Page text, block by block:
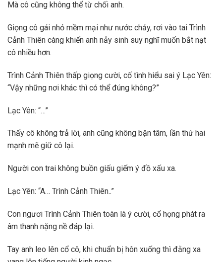
Mà cô cũng không thể từ chối anh.
Giọng cô gái nhỏ mềm mại như nước chảy, rơi vào tai Trình
Cảnh Thiên càng khiến anh nảy sinh suy nghĩ muốn bắt nạt
cô nhiều hơn.
Trình Cảnh Thiên thấp giọng cười, cố tình hiểu sai ý Lạc Yên:
“Vậy những nơi khác thì có thể đúng không?”
Lạc Yên: “…”
Thấy cô không trả lời, anh cũng không bận tâm, lần thứ hai
mạnh mẽ giữ cô lại.
Người con trai không buồn giấu giếm ý đồ xấu xa.
Lạc Yên: “A… Trình Cảnh Thiên..”
Con ngươi Trình Cảnh Thiên toàn là ý cười, cổ họng phát ra
âm thanh nặng nề đáp lại.
Tay anh leo lên cổ cô, khi chuẩn bị hôn xuống thì đằng xa